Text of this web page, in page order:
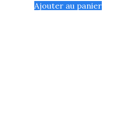
Ajouter au panier